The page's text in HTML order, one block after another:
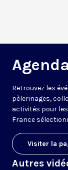
Agenda
Retrouvez les
pèlerinages,
activités pour
France
Visiter la
Autres